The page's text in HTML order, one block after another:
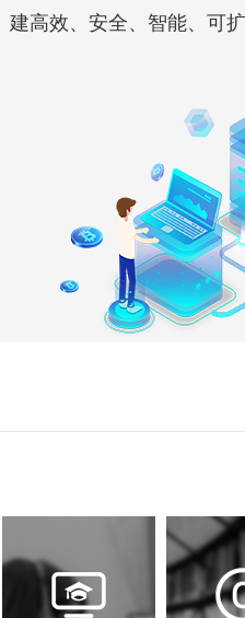
建高效、安全、智能、可